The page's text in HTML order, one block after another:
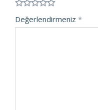
Değerlendirmeniz *